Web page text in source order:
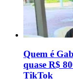
Quem é
quase R$
TikTok